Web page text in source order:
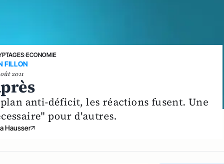
›ECONOMIE
FILLON
2011
anti-déficit, les réactions fusent. Une
pour d'autres.
Hausser